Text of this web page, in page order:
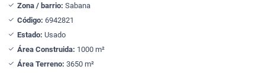
Zona / barrio: Sabana
Código: 6942821
Estado: Usado
Área Construida: 1000 m²
Área Terreno: 3650 m²